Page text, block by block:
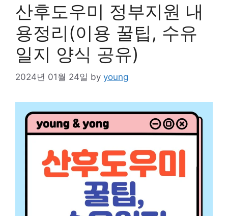
산후도우미 정부지원 내
용정리(이용 꿀팁, 수유
일지 양식 공유)
2024년 01월 24일 by young